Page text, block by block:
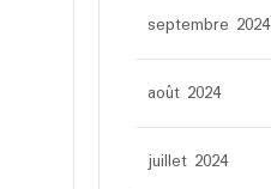
septembre 2024
août 2024
juillet 2024